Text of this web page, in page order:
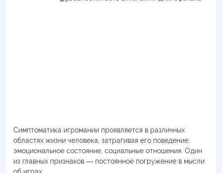
Симптоматика игромании проявляется в различных
областях жизни человека, затрагивая его поведение,
эмоциональное состояние, социальные отношения. Один
из главных признаков ― постоянное погружение в мысли